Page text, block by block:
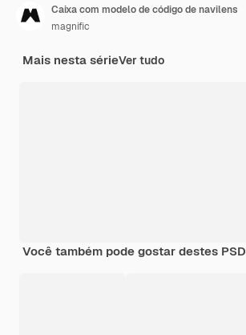
Caixa com modelo de código de navilens
magnific
Mais nesta sérieVer tudo
Você também pode gostar destes PSD